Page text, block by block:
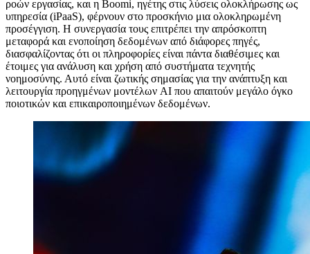
ροών εργασίας, και η Boomi, ηγέτης στις λύσεις ολοκλήρωσης ως
υπηρεσία (iPaaS), φέρνουν στο προσκήνιο μια ολοκληρωμένη
προσέγγιση. Η συνεργασία τους επιτρέπει την απρόσκοπτη
μεταφορά και ενοποίηση δεδομένων από διάφορες πηγές,
διασφαλίζοντας ότι οι πληροφορίες είναι πάντα διαθέσιμες και
έτοιμες για ανάλυση και χρήση από συστήματα τεχνητής
νοημοσύνης. Αυτό είναι ζωτικής σημασίας για την ανάπτυξη και
λειτουργία προηγμένων μοντέλων AI που απαιτούν μεγάλο όγκο
ποιοτικών και επικαιροποιημένων δεδομένων.